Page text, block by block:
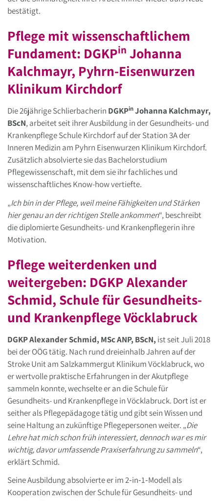
bestätigt.
Pflege mit wissenschaftlichem
Fundament: DGKPin Johanna
Kalchmayr, Pyhrn-Eisenwurzen
Klinikum Kirchdorf
Die 26jährige Schlierbacherin DGKPinJohanna Kalchmayr,
BScN, arbeitet seit ihrer Ausbildung in der Gesundheits- und
Krankenpflege Schule Kirchdorf auf der Station 3A der
Inneren Medizin am Pyhrn Eisenwurzen Klinikum Kirchdorf.
Zusätzlich absolvierte sie das Bachelorstudium
Pflegewissenschaft, mit dem sie ihr fachliches und
wissenschaftliches Know-how vertiefte.
„Ich bin in der Pflege, weil meine Fähigkeiten und Stärken
hier genau an der richtigen Stelle ankommen“, beschreibt
die diplomierte Gesundheits- und Krankenpflegerin ihre
Motivation.
Pflege weiterdenken und
weitergeben: DGKP Alexander
Schmid, Schule für Gesundheits-
und Krankenpflege Vöcklabruck
DGKP Alexander Schmid, MSc ANP, BScN,ist seit Juli 2018
bei der OÖG tätig. Nach rund dreieinhalb Jahren auf der
Stroke Unit am Salzkammergut Klinikum Vöcklabruck, wo
er wertvolle praktische Erfahrungen in der Akutpflege
sammeln konnte, wechselte er an die Schule für
Gesundheits- und Krankenpflege in Vöcklabruck. Dort ist er
seither als Pflegepädagoge tätig und gibt sein Wissen und
seine Haltung an zukünftige Pflegepersonen weiter. „Die
Lehre hat mich schon früh interessiert, dennoch war es mir
wichtig, davor umfassende Praxiserfahrung zu sammeln“,
erklärt Schmid.
Seine Ausbildung absolvierte er im 2‑in‑1‑Modell als
Kooperation zwischen der Schule für Gesundheits- und